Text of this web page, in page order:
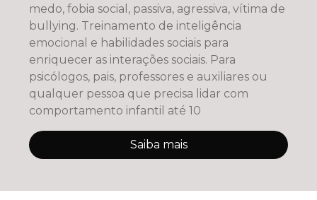
medo, fobia social, passiva, agressiva, vítima de
bullying. Treinamento de inteligência
emocional e habilidades sociais para
enriquecer as interações sociais. Para
psicólogos, pais, professores e auxiliares ou
qualquer pessoa que precisa lidar com
comportamento infantil até 10
Saiba mais